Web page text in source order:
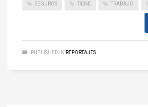
SEGUROS TIENE TRABAJO
PUBLISHED IN REPORTAJES